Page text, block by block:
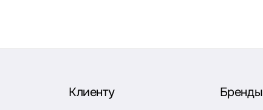
Клиенту Бренды